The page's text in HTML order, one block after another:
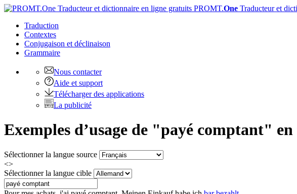
PROMT.One Traducteur et
Traduction
Contextes
Conjugaison et déclinaison
Grammaire
Nous contacter
Aide et support
Télécharger des applications
La publicité
Exemples d’usage de "payé comptant"
Sélectionner la langue source
<>
Sélectionner la langue cible